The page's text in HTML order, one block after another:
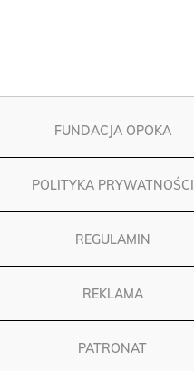
FUNDACJA OPOKA
POLITYKA PRYWATNOŚCI
REGULAMIN
REKLAMA
PATRONAT